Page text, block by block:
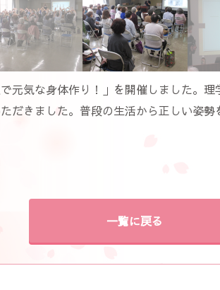
元気な身体作り！」を開催しました。
だきました。普段の生活から正しい姿勢
一覧に戻る